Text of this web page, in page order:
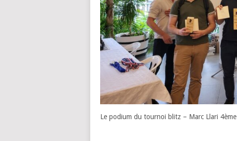
Le podium du tournoi blitz – Marc Llari 4ème